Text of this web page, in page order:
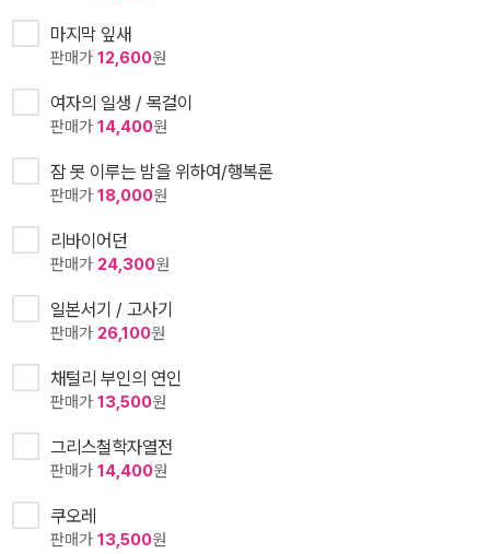
마지막 잎새
판매가 12,600원
여자의 일생 / 목걸이
판매가 14,400원
잠 못 이루는 밤을 위하여/행복론
판매가 18,000원
리바이어던
판매가 24,300원
일본서기 / 고사기
판매가 26,100원
채털리 부인의 연인
판매가 13,500원
그리스철학자열전
판매가 14,400원
쿠오레
판매가 13,500원